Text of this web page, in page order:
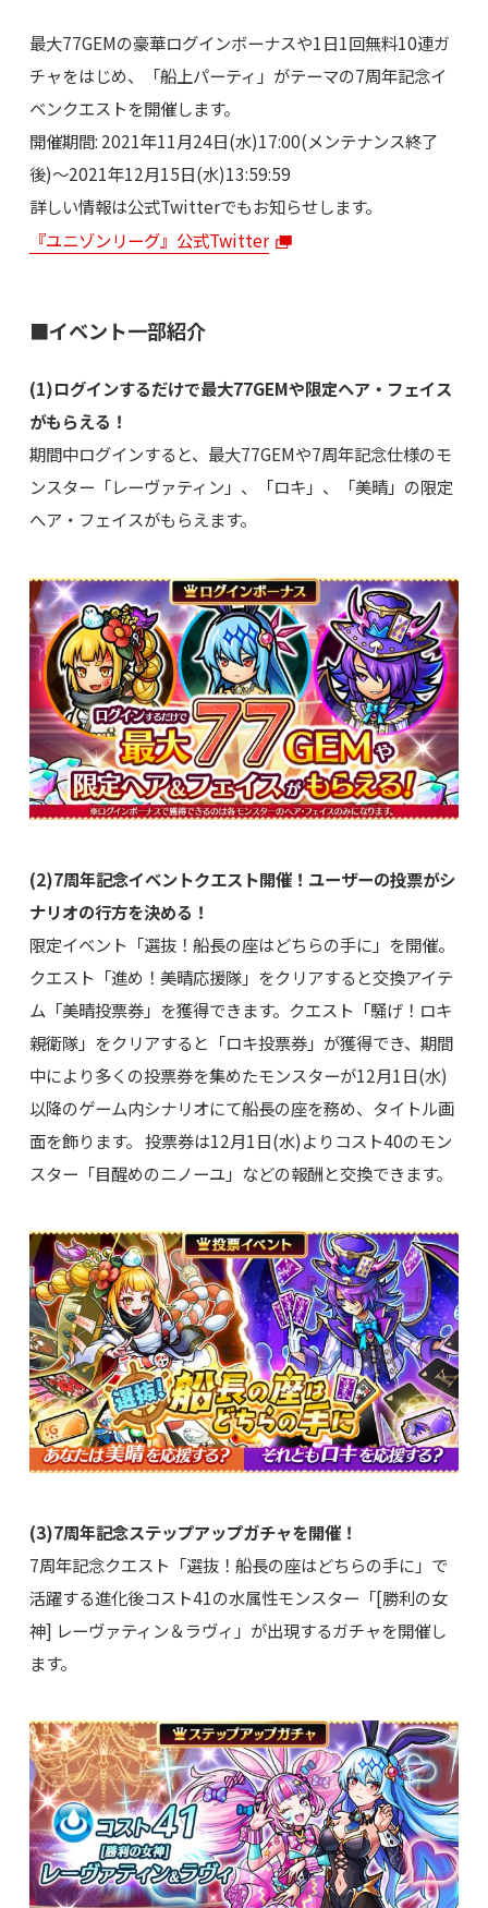
最大77GEMの豪華ログインボーナスや1日1回無料10連ガ
チャをはじめ、「船上パーティ」がテーマの7周年記念イ
ベンクエストを開催します。
開催期間: 2021年11月24日(水)17:00(メンテナンス終了
後)～2021年12月15日(水)13:59:59
詳しい情報は公式Twitterでもお知らせします。
『ユニゾンリーグ』公式Twitter
■イベント一部紹介
(1)ログインするだけで最大77GEMや限定ヘア・フェイス
がもらえる！
期間中ログインすると、最大77GEMや7周年記念仕様のモ
ンスター「レーヴァティン」、「ロキ」、「美晴」の限定
へア・フェイスがもらえます。
(2)7周年記念イベントクエスト開催！ユーザーの投票がシ
ナリオの行方を決める！
限定イベント「選抜！船長の座はどちらの手に」を開催。
クエスト「進め！美晴応援隊」をクリアすると交換アイテ
ム「美晴投票券」を獲得できます。クエスト「騒げ！ロキ
親衛隊」をクリアすると「ロキ投票券」が獲得でき、期間
中により多くの投票券を集めたモンスターが12月1日(水)
以降のゲーム内シナリオにて船長の座を務め、タイトル画
面を飾ります。 投票券は12月1日(水)よりコスト40のモン
スター「目醒めのニノーユ」などの報酬と交換できます。
(3)7周年記念ステップアップガチャを開催！
7周年記念クエスト「選抜！船長の座はどちらの手に」で
活躍する進化後コスト41の水属性モンスター「[勝利の女
神] レーヴァティン＆ラヴィ」が出現するガチャを開催し
ます。